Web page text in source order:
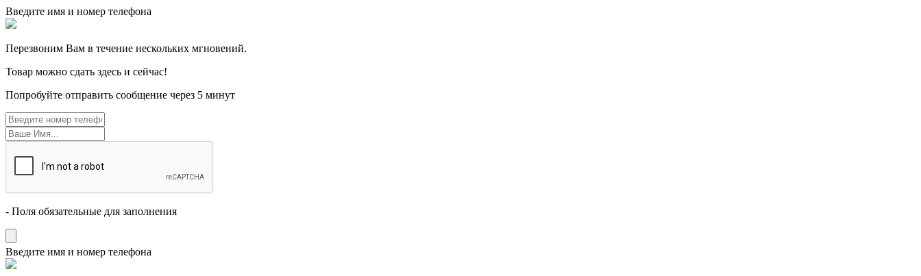
Введите имя и номер телефона
Перезвоним Вам в течение нескольких мгновений.
Товар можно сдать здесь и сейчас!
Попробуйте отправить сообщение через 5 минут
- Поля обязательные для заполнения
Введите имя и номер телефона